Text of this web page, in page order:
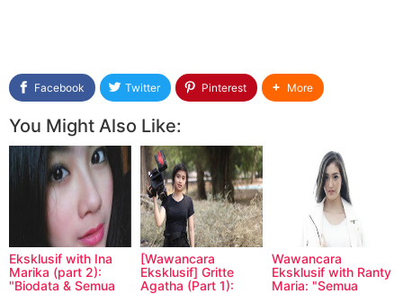
Facebook Twitter Pinterest More
You Might Also Like:
Eksklusif with Ina
Marika (part 2):
"Biodata & Semua
[Wawancara
Eksklusif] Gritte
Agatha (Part 1):
Wawancara
Eksklusif with Ranty
Maria: "Semua